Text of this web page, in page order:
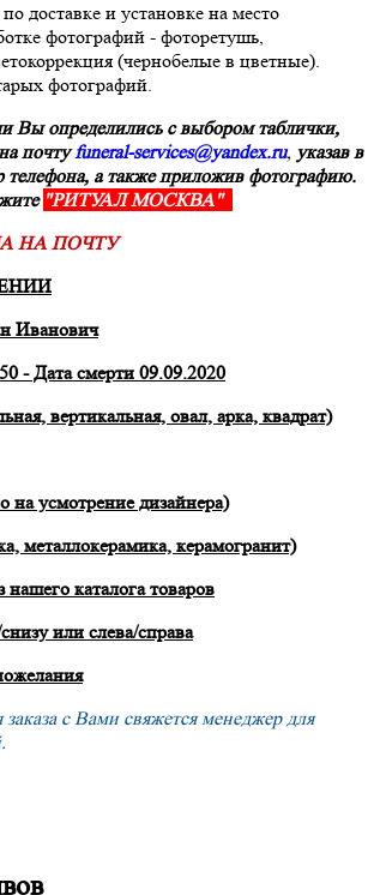
доставке и установке на место
фотографий - фоторетушь,
(чернобелые в цветные).
фотографий.
Вы определились с выбором таблички,
почтуfuneral-services@yandex.ru, указав в
телефона, а также приложив фотографию.
"РИТУАЛ МОСКВА"
НА ПОЧТУ
Иванович
- Дата смерти 09.09.2020
вертикальная, овал, арка, квадрат)
усмотрение дизайнера)
металлокерамика, керамогранит)
каталога товаров
или слева/справа
с Вами свяжется менеджер для